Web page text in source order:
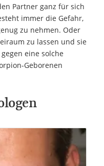
Partner ganz für sich
immer die Gefahr,
zu nehmen. Oder
zu lassen und sie
eine solche
Geborenen